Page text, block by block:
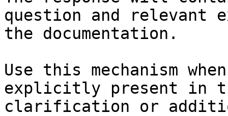
question and relevant
the documentation.
Use this mechanism
explicitly present in
clarification or